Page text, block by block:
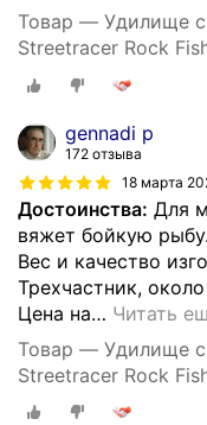
Товар — Удилище
Streetracer Rock
gennadi p
172 отзыва
18 марта
Достоинства: Для
вяжет бойкую
Вес и качество
Трехчастник,
Цена на… Читать
Товар — Удилище
Streetracer Rock